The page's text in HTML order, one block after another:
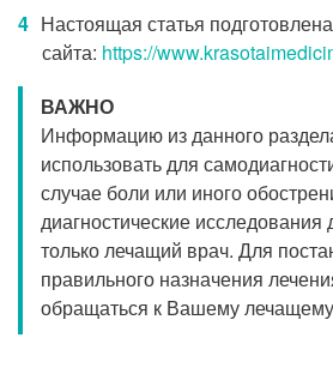
Настоящая статья
сайта: https://
ВАЖНО
Информацию из данного
использовать для
случае боли или иного
диагностические исследования
только лечащий врач. Для
правильного назначения
обращаться к Вашему